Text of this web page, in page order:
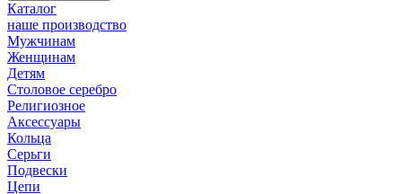
Каталог
наше производство
Мужчинам
Женщинам
Детям
Столовое серебро
Религиозное
Аксессуары
Кольца
Серьги
Подвески
Цепи